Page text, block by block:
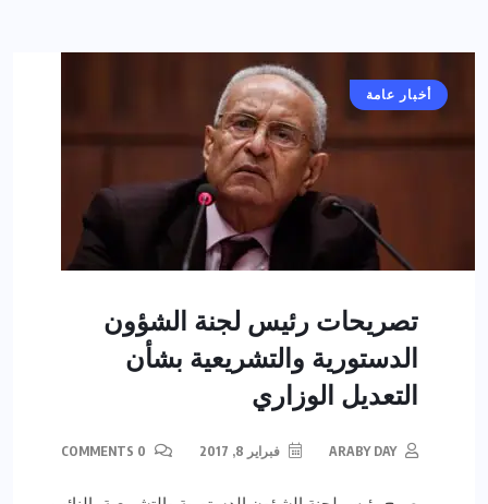
أخبار عامة
تصريحات رئيس لجنة الشؤون
الدستورية والتشريعية بشأن
التعديل الوزاري
ARABY DAY فبراير 8, 2017